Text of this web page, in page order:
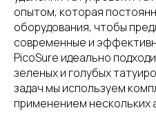
опытом, которая
оборудования, чтобы
современные и
PicoSure идеально
зеленых и голубых
задач мы используем
применением нескольких